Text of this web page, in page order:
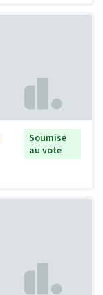
Soumise
au vote